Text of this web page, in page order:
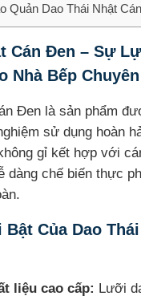
Quản Dao Thái Nhật
Cán Đen – Sự
Nhà Bếp
Đen là sản phẩm
sử dụng hoàn
gỉ kết hợp với
dàng chế biến thực
Của Dao
liệu cao cấp: Lưỡi